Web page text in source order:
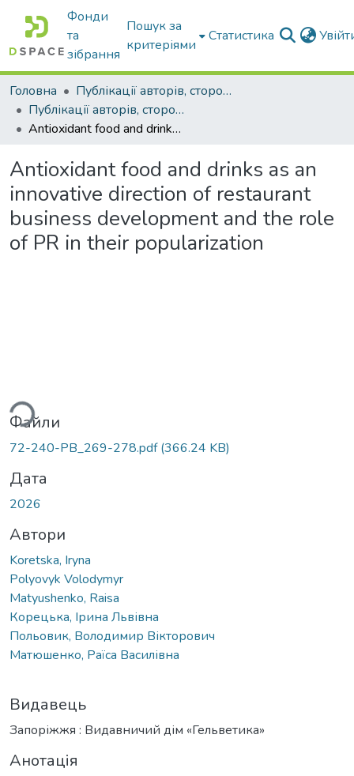
Фонди
та
зібрання
Пошук за
критеріями
Статистика
Головна
Публікації авторів, сторонніх університету
Публікації авторів, сторонніх університету
Antioxidant food and drinks as an innovative direction of restaurant business development and the role of PR in their popularization
Antioxidant food and drinks as an
innovative direction of restaurant
business development and the role
of PR in their popularization
Вантажиться...
Файли
72-240-PB_269-278.pdf(366.24 KB)
Дата
2026
Автори
Koretska, Iryna
Polyovyk Volodymyr
Matyushenko, Raisa
Корецька, Ірина Львівна
Польовик, Володимир Вікторович
Матюшенко, Раїса Василівна
Видавець
Запоріжжя : Видавничий дім «Гельветика»
Анотація